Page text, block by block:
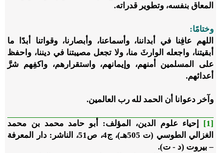
المعاق بنفسه، وتطوير قدراته.
‌وختامًا:
اللهم عافِنا ‌في ‌أبداننا، وأسماعنا، وأبصارنا، وقواتنا أبدًا ما
أبقيتنا، واجعله الوارثَ منا، ولا تجعل مصيبتنا في ديننا، واحفظ
على المسلمين أمنهم، وإيمانهم، واستقرارهم، واكفِهم شرَّ
أعدائهم.
وآخر دعوانا أن الحمد لله رب العالمين.
[1]
إحياء علوم الدين، المؤلف: أبو حامد محمد بن محمد
الغزالي الطوسي (ت 505هـ)، ج4، ص51، الناشر: ‏دار المعرفة
– بيروت (د - ت).